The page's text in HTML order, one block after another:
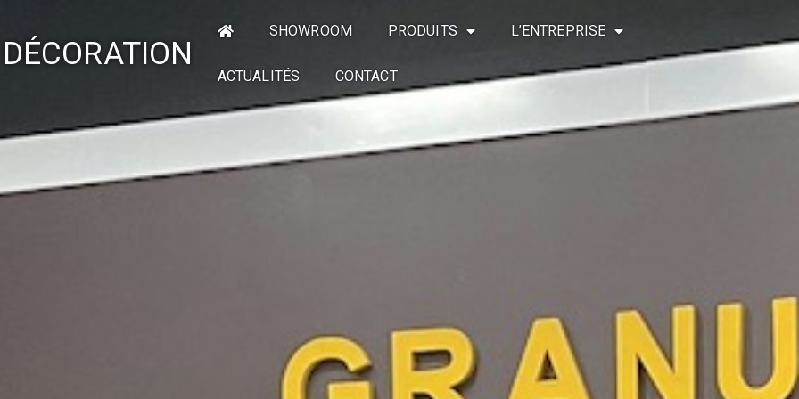
SHOWROOM PRODUITS L’ENTREPRISE
ACTUALITÉS CONTACT